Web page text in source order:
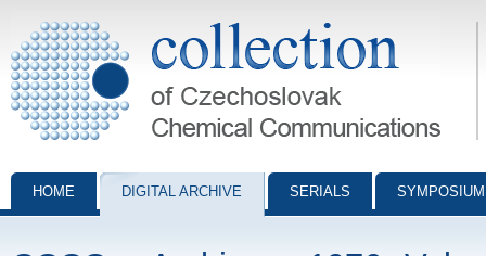
Collection of Czechoslovak Chemical Communications - digital
HOME DIGITAL ARCHIVE SERIALS